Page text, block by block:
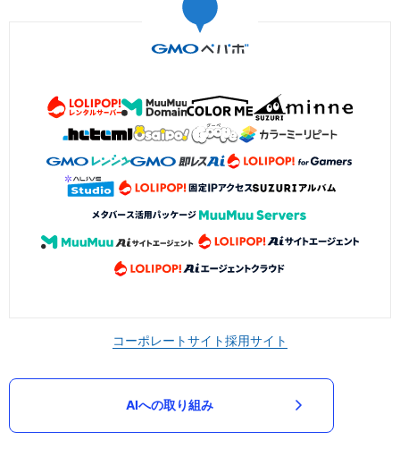
コーポレートサイト採用サイト
AIへの取り組み